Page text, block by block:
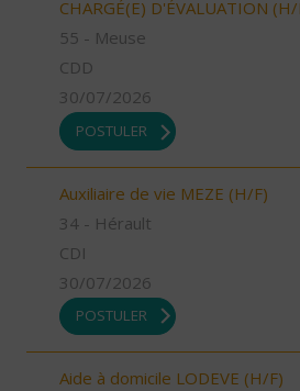
CHARGÉ(E) D'ÉVALUATION (H/
55 - Meuse
CDD
30/07/2026
POSTULER
Auxiliaire de vie MEZE (H/F)
34 - Hérault
CDI
30/07/2026
POSTULER
Aide à domicile LODEVE (H/F)